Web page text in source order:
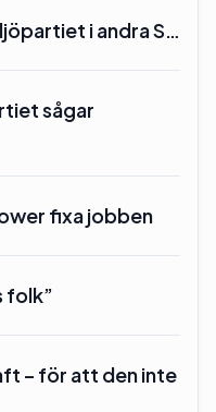
i andra S…
sågar
fixa jobben
folk”
– för att den inte